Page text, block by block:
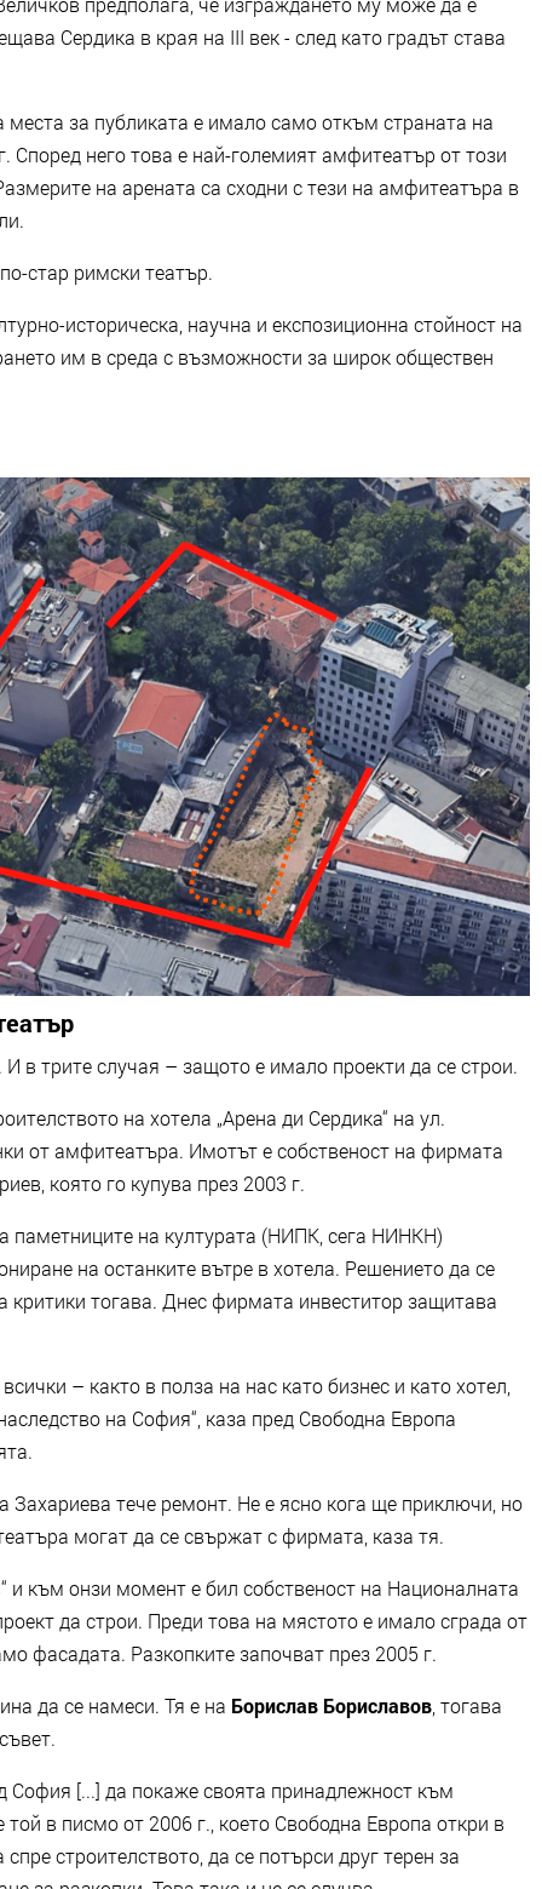
Сердика в края на III век - след като градът става
а места за публиката е имало само откъм страната на
Според него това е най-големият амфитеатър от този
на арената са сходни с тези на амфитеатъра в
стар римски театър.
историческа, научна и експозиционна стойност на
им в среда с възможности за широк обществен
в трите случая – защото е имало проекти да се строи.
на хотела „Арена ди Сердика“ на ул.
от амфитеатъра. Имотът е собственост на фирмата
която го купува през 2003 г.
паметниците на културата (НИПК, сега НИНКН)
на останките вътре в хотела. Решението да се
критики тогава. Днес фирмата инвеститор защитава
– както в полза на нас като бизнес и като хотел,
на София“, каза пред Свободна Европа
Захариева тече ремонт. Не е ясно кога ще приключи, но
могат да се свържат с фирмата, каза тя.
и към онзи момент е бил собственост на Националната
да строи. Преди това на мястото е имало сграда от
фасадата. Разкопките започват през 2005 г.
да се намеси. Тя е на Борислав Бориславов , тогава
София [...] да покаже своята принадлежност към
в писмо от 2006 г., което Свободна Европа откри в
строителството, да се потърси друг терен за